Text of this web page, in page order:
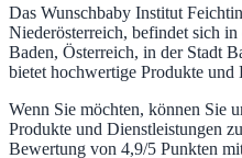
Das Wunschbaby Institut
Niederösterreich, befindet sich
Baden, Österreich, in der Stadt
bietet hochwertige Produkte und
Wenn Sie möchten, können Sie
Produkte und Dienstleistungen
Bewertung von 4,9/5 Punkten